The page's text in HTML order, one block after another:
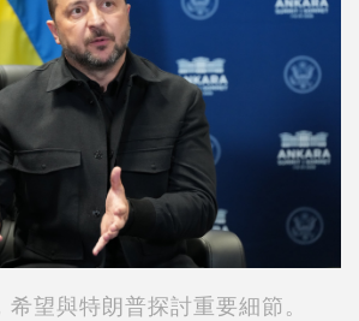
望與特朗普探討重要細節。